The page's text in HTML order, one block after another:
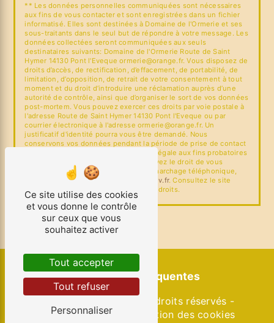
** Les données personnelles communiquées sont nécessaires
aux fins de vous contacter et sont enregistrées dans un fichier
informatisé. Elles sont destinées à Domaine de l'Ormerie et ses
sous-traitants dans le seul but de répondre à votre message. Les
données collectées seront communiquées aux seuls
destinataires suivants: Domaine de l'Ormerie Route de Saint
Hymer 14130 Pont l'Eveque ormerie@orange.fr. Vous disposez de
droits d’accès, de rectification, d’effacement, de portabilité, de
limitation, d’opposition, de retrait de votre consentement à tout
moment et du droit d’introduire une réclamation auprès d’une
autorité de contrôle, ainsi que d’organiser le sort de vos données
post-mortem. Vous pouvez exercer ces droits par voie postale à
l'adresse Route de Saint Hymer 14130 Pont l'Eveque ou par
courrier électronique à l'adresse ormerie@orange.fr. Un
justificatif d'identité pourra vous être demandé. Nous
conservons vos données pendant la période de prise de contact
puis pendant la durée de prescription légale aux fins probatoires
et de gestion des contentieux. Vous avez le droit de vous
inscrire sur la liste d'opposition au démarchage téléphonique,
disponible à cette adresse:
Bloctel.gouv.fr. Consultez le site
cnil.fr pour plus d’informations sur vos droits.
Recherches fréquentes
- 2026 - Tous droits réservés -
Mentions légales
Gestion des cookies
Ce site utilise des cookies
et vous donne le contrôle
sur ceux que vous
souhaitez activer
Tout accepter
Tout refuser
Personnaliser